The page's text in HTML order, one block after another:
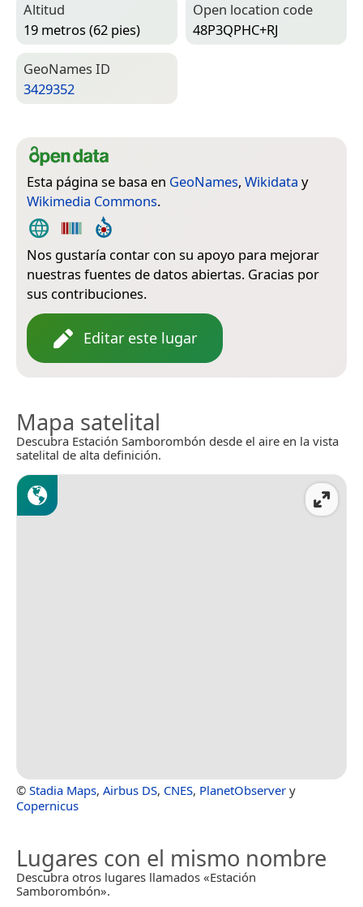
Altitud
19 metros (62 pies)
Open location code
48P3QPHC+RJ
Geo­Names ID
3429352
Esta página se basa en GeoNames, Wikidata y
Wikimedia Commons.
Nos gustaría contar con su apoyo para mejorar
nuestras fuentes de datos abiertas. Gracias por
sus contribuciones.
Editar este lugar
Mapa satelital
Descubra Estación Samborombón desde el aire en la vista
satelital de alta definición.
© Stadia Maps, Airbus DS, CNES, PlanetObserver y
Copernicus
Lugares con el mismo nombre
Descubra otros lugares llamados «Estación
Samborombón».